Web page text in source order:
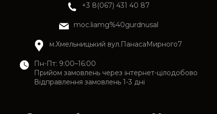
+3 8(067) 431 40 87
moc.liamg%40gurdnusal
м.Хмельницький вул.ПанасаМирного7
Пн-Пт: 9:00–16:00
Прийом замовлень через інтернет-цілодобово
Відправлення замовлень 1-3 дні